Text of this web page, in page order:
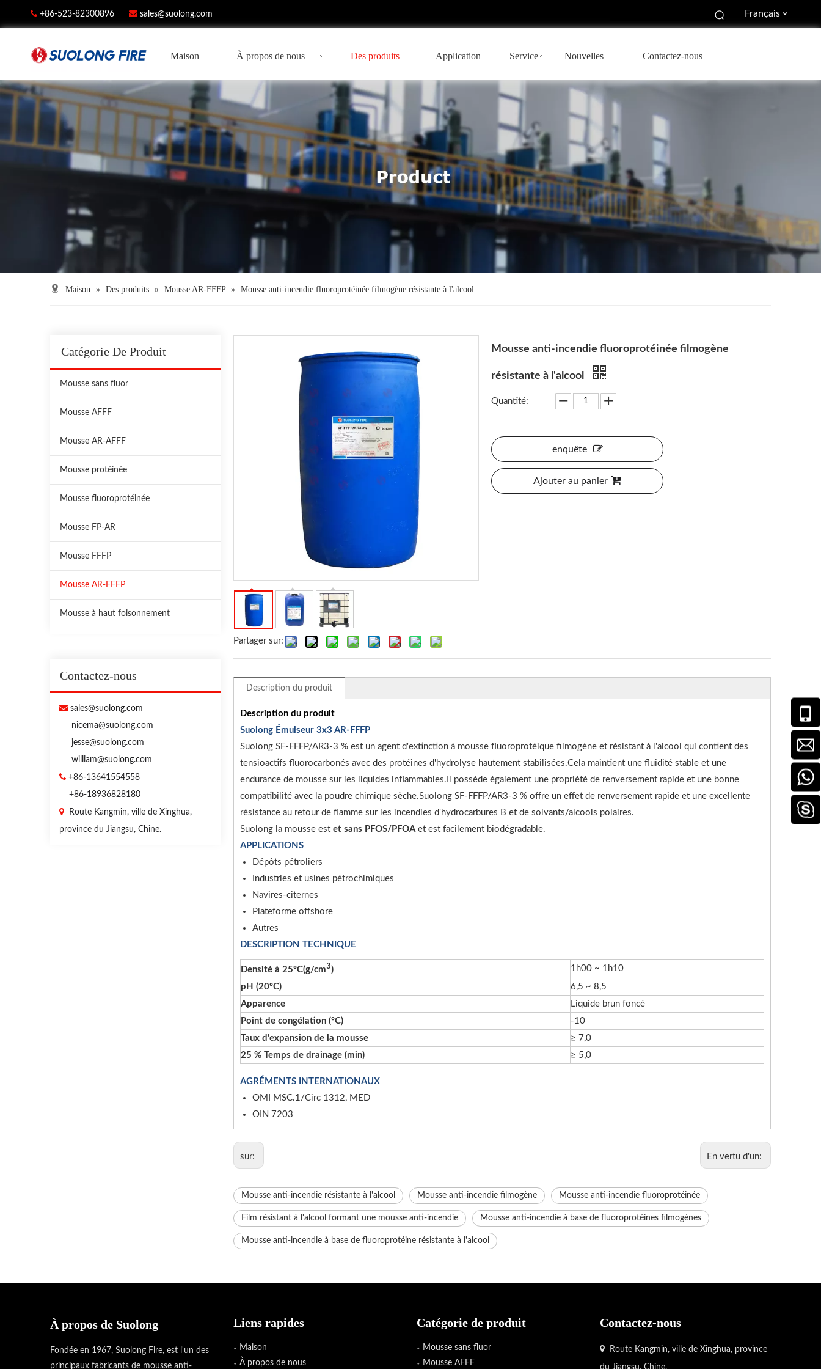
 +86-523-82300896  sales@suolong.com Français
Maison À propos de nous Des produits Application Service Nouvelles Contactez-nous
Maison » Des produits » Mousse AR-FFFP » Mousse anti-incendie fluoroprotéinée filmogène résistante à l'alcool
Catégorie De Produit
Mousse sans fluor
Mousse AFFF
Mousse AR-AFFF
Mousse protéinée
Mousse fluoroprotéinée
Mousse FP-AR
Mousse FFFP
Mousse AR-FFFP
Mousse à haut foisonnement
Contactez-nous
 sales@suolong.com
nicema@suolong.com
jesse@suolong.com
william@suolong.com
 +86-13641554558
+86-18936828180

Route Kangmin, ville de Xinghua,
province du Jiangsu, Chine.
Partager sur:
Mousse anti-incendie fluoroprotéinée filmogène
résistante à l'alcool
Quantité:
enquête
Ajouter au panier
Description du produit
Description du produit
Suolong Émulseur 3x3 AR-FFFP
Suolong SF-FFFP/AR3-3 % est un agent d'extinction à mousse fluoroprotéique filmogène et résistant à l'alcool qui contient des
tensioactifs fluorocarbonés avec des protéines d'hydrolyse hautement stabilisées.Cela maintient une fluidité stable et une
endurance de mousse sur les liquides inflammables.Il possède également une propriété de renversement rapide et une bonne
compatibilité avec la poudre chimique sèche.Suolong SF-FFFP/AR3-3 % offre un effet de renversement rapide et une excellente
résistance au retour de flamme sur les incendies d'hydrocarbures B et de solvants/alcools polaires.
Suolong la mousse est et sans PFOS/PFOA et est facilement biodégradable.
APPLICATIONS
Dépôts pétroliers
Industries et usines pétrochimiques
Navires-citernes
Plateforme offshore
Autres
DESCRIPTION TECHNIQUE
Densité à 25ºC(g/cm3)
1h00 ~ 1h10
pH (20ºC)
6,5 ~ 8,5
Apparence
Liquide brun foncé
Point de congélation (ºC)
-10
Taux d'expansion de la mousse
≥ 7,0
25 % Temps de drainage (min)
≥ 5,0
AGRÉMENTS INTERNATIONAUX
OMI MSC.1/Circ 1312, MED
OIN 7203
sur: En vertu d'un:
Mousse anti-incendie résistante à l'alcool Mousse anti-incendie filmogène Mousse anti-incendie fluoroprotéinée
Film résistant à l'alcool formant une mousse anti-incendie Mousse anti-incendie à base de fluoroprotéines filmogènes
Mousse anti-incendie à base de fluoroprotéine résistante à l'alcool
À propos de Suolong
Fondée en 1967, Suolong Fire, est l'un des
principaux fabricants de mousse anti-
Liens rapides
Maison
À propos de nous
Catégorie de produit
Mousse sans fluor
Mousse AFFF
Contactez-nous
 Route Kangmin, ville de Xinghua, province
du Jiangsu, Chine.